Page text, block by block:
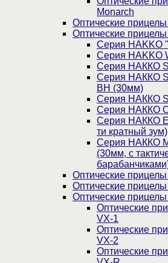
Monarch
Оптические
Оптические
Cерия HAKKO
Серия НAKKO
Серия НАККО
Серия НАККО
BH (30мм)
Серия НАККО
Серия НАККО
Серия НАККО
ти кратный зум)
Серия НАККО
(30мм, c
Оптические
Оптические
Оптические
Оптические
VX-1
Оптические
VX-2
Оптические